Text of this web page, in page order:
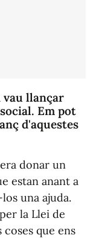
vau llançar
Em pot
d'aquestes
donar un
estan anant a
una ajuda.
la Llei de
coses que ens